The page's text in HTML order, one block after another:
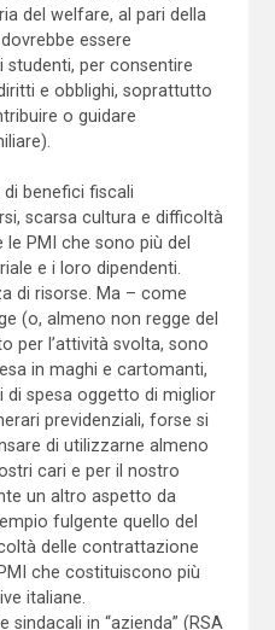
del welfare, al pari della
essere
per consentire
e obblighi, soprattutto
o guidare
benefici fiscali
scarsa cultura e difficoltà
PMI che sono più del
e i loro dipendenti.
di risorse. Ma – come
(o, almeno non regge del
per l’attività svolta, sono
in maghi e cartomanti,
di spesa oggetto di miglior
previdenziali, forse si
di utilizzarne almeno
cari e per il nostro
un altro aspetto da
fulgente quello del
delle contrattazione
che costituiscono più
italiane.
sindacali in “azienda” (RSA